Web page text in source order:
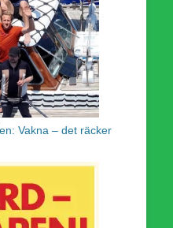
Vakna – det räcker